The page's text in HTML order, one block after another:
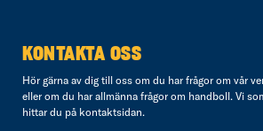
KONTAKTA OSS
Hör gärna av dig till oss om du har frågor om vår
eller om du har allmänna frågor om handboll. Vi
hittar du på kontaktsidan.